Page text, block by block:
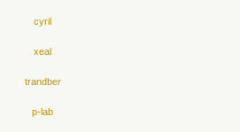
cyril
xeal
trandber
p-lab